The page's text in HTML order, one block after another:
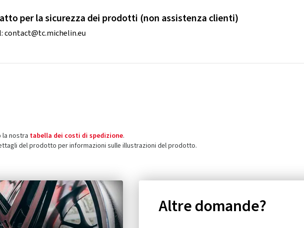
per la sicurezza dei prodotti (non assistenza clienti)
contact@tc.michelin.eu
la nostra tabella dei costi di spedizione.
del prodotto per informazioni sulle illustrazioni del prodotto.
Altre domande?